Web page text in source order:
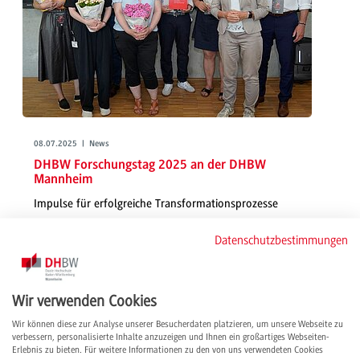
08.07.2025 | News
DHBW Forschungstag 2025 an der DHBW
Mannheim
Impulse für erfolgreiche Transformationsprozesse
Forschungstag brachte Forschende zusammen und zeigte, mit welchen
Ansätzen und Projekten Hochschule und Duale Partner die Zukunft
gestalten. Einige Projekte wurden mit dem Poster-Award ausgezeichnet,
darunter auch zwei aus Mannheim.
weiterlesen
Datenschutzbestimmungen
Wir verwenden Cookies
Wir können diese zur Analyse unserer Besucherdaten platzieren, um unsere Webseite zu
verbessern, personalisierte Inhalte anzuzeigen und Ihnen ein großartiges Webseiten-
Erlebnis zu bieten. Für weitere Informationen zu den von uns verwendeten Cookies